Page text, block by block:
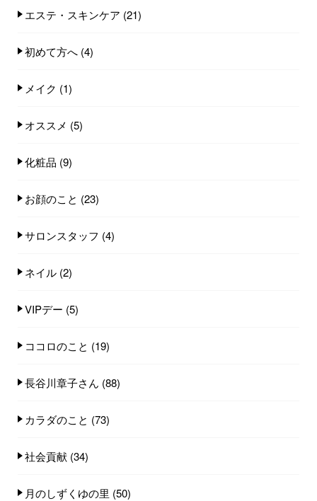
エステ・スキンケア (21)
初めて方へ (4)
メイク (1)
オススメ (5)
化粧品 (9)
お顔のこと (23)
サロンスタッフ (4)
ネイル (2)
VIPデー (5)
ココロのこと (19)
長谷川章子さん (88)
カラダのこと (73)
社会貢献 (34)
月のしずくゆの里 (50)